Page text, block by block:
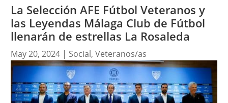
La Selección AFE Fútbol Veteranos y
las Leyendas Málaga Club de Fútbol
llenarán de estrellas La Rosaleda
May 20, 2024| Social, Veteranos/as